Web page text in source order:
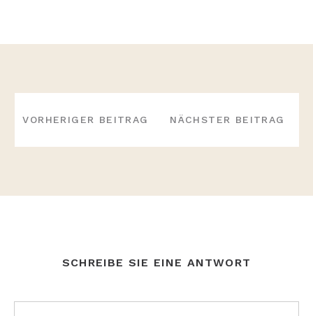
NAVIGATION
VORHERIGER BEITRAG NÄCHSTER BEITRAG
SCHREIBE SIE EINE ANTWORT